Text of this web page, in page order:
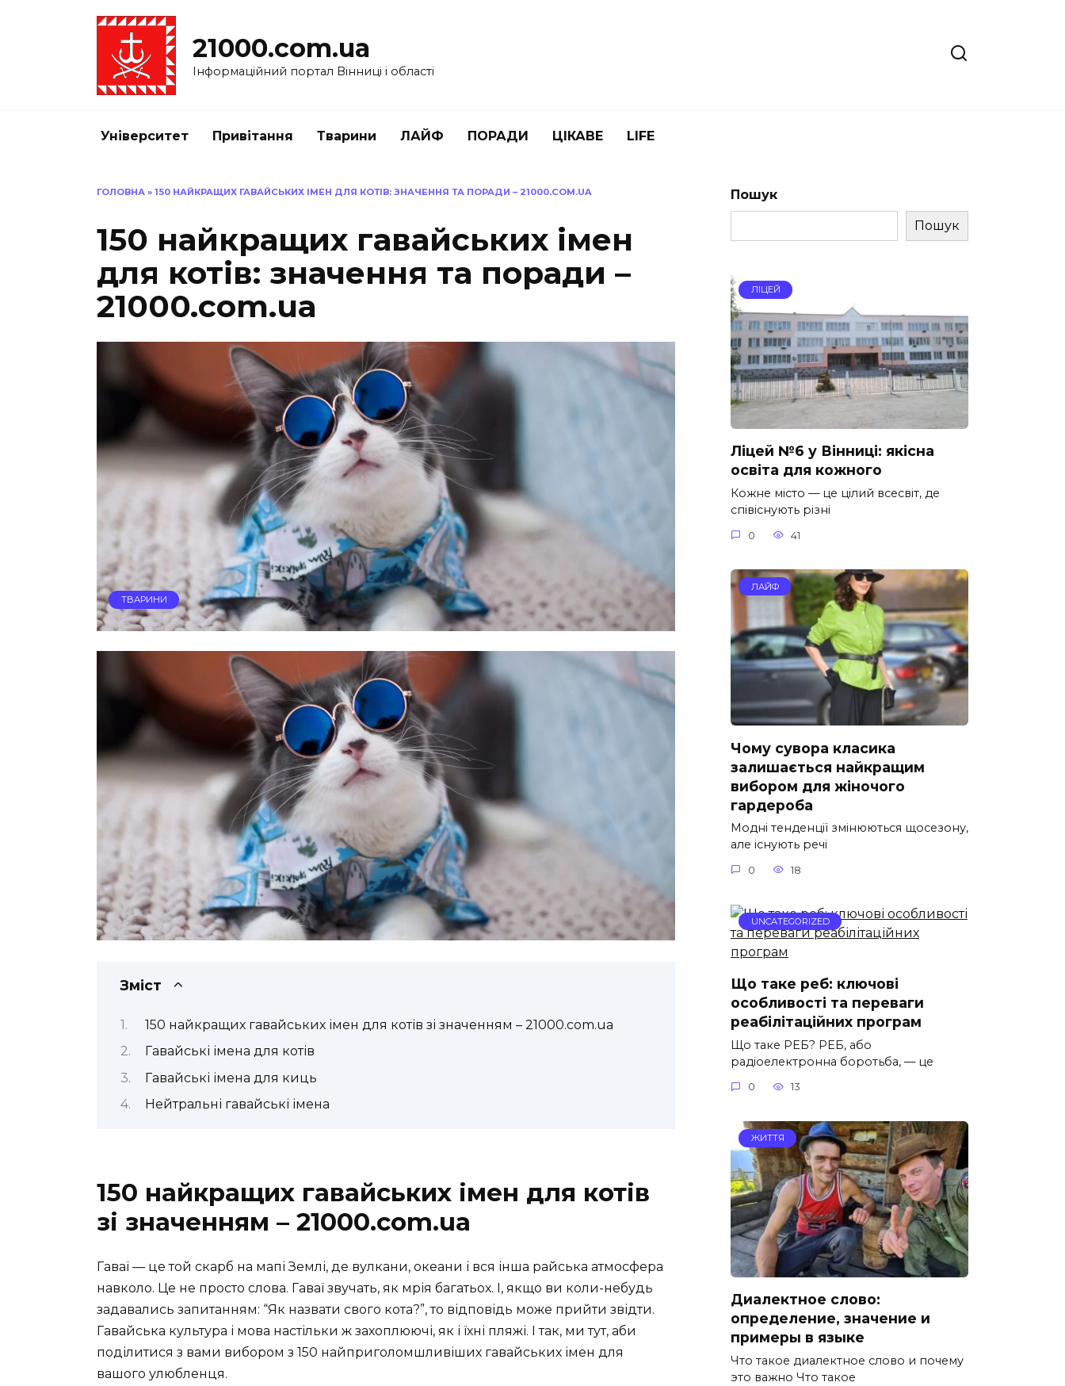
21000.com.ua
Інформаційний портал Вінниці і області
Університет Привітання Тварини ЛАЙФ ПОРАДИ ЦІКАВЕ LIFE
ГОЛОВНА » 150 НАЙКРАЩИХ ГАВАЙСЬКИХ ІМЕН ДЛЯ КОТІВ: ЗНАЧЕННЯ ТА ПОРАДИ – 21000.COM.UA
150 найкращих гавайських імен
для котів: значення та поради –
21000.com.ua
ТВАРИНИ
Зміст
150 найкращих гавайських імен для котів зі значенням – 21000.com.ua
Гавайські імена для котів
Гавайські імена для киць
Нейтральні гавайські імена
150 найкращих гавайських імен для котів
зі значенням – 21000.com.ua
Гаваї — це той скарб на мапі Землі, де вулкани, океани і вся інша райська атмосфера
навколо. Це не просто слова. Гаваї звучать, як мрія багатьох. І, якщо ви коли-небудь
задавались запитанням: “Як назвати свого кота?”, то відповідь може прийти звідти.
Гавайська культура і мова настільки ж захоплюючі, як і їхні пляжі. І так, ми тут, аби
поділитися з вами вибором з 150 найприголомшливіших гавайських імен для
вашого улюбленця.
Пошук
Пошук
ЛІЦЕЙ
Ліцей №6 у Вінниці: якісна
освіта для кожного
Кожне місто — це цілий всесвіт, де
співіснують різні
0 41
ЛАЙФ
Чому сувора класика
залишається найкращим
вибором для жіночого
гардероба
Модні тенденції змінюються щосезону,
але існують речі
0 18
UNCATEGORIZED
Що таке реб: ключові
особливості та переваги
реабілітаційних програм
Що таке РЕБ? РЕБ, або
радіоелектронна боротьба, — це
0 13
ЖИТТЯ
Диалектное слово:
определение, значение и
примеры в языке
Что такое диалектное слово и почему
это важно Что такое